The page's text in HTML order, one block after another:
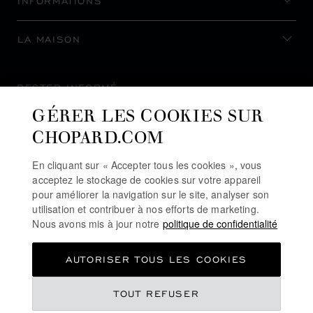
LA MAISON
RESTER INFORMÉ
S’INSCRIRE À LA NEWSLETTER
POLITIQUE DES COOKIES
GÉRER LES COOKIES SUR
CHOPARD.COM
En cliquant sur « Accepter tous les cookies », vous
acceptez le stockage de cookies sur votre appareil
pour améliorer la navigation sur le site, analyser son
utilisation et contribuer à nos efforts de marketing.
Nous avons mis à jour notre politique de confidentialité
TOUT REFUSER
AUTORISER TOUS LES COOKIES